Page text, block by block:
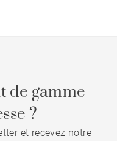
de gamme
?
et recevez notre